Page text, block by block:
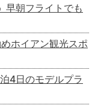
早朝フライトでも
ホイアン観光スポ
4日のモデルプラ